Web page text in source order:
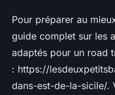
Pour préparer au
guide complet sur les
adaptés pour un road
: https://
dans-est-de-la-sicile/.